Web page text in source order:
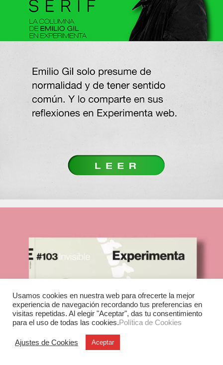
Usamos cookies en nuestra web para ofrecerte la mejor
experiencia de navegación recordando tus preferencias en
visitas repetidas. Al elegir "Aceptar", das tu consentimiento
para el uso de todas las cookies.Política de Cookies
Ajustes de Cookies Aceptar